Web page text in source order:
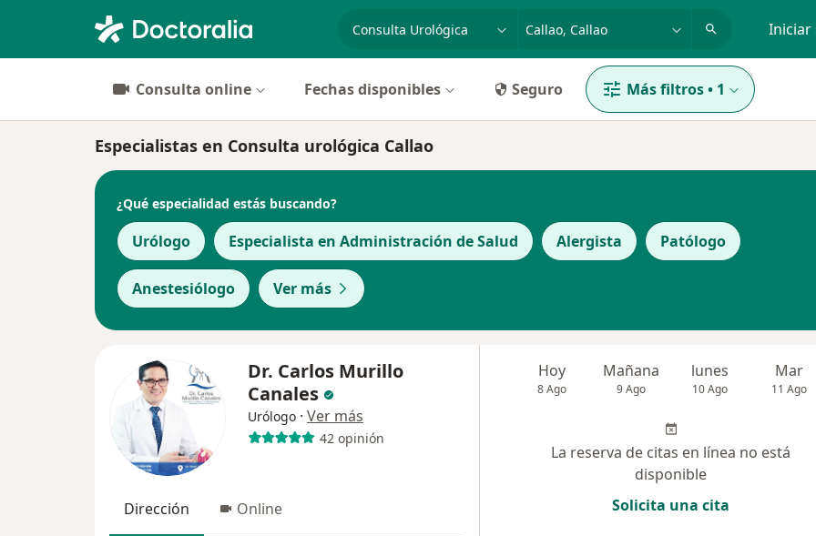
especialidad, enfermedad o nombre Iniciar
Consulta online Fechas disponibles Seguro Más filtros• 1
Especialistas en Consulta urológica Callao
¿Qué especialidad estás buscando?
Urólogo Especialista en Administración de Salud Alergista Patólogo
Anestesiólogo Ver más
Dr. Carlos Murillo
Canales
Urólogo · Ver más
42 opinión
Dirección Online
Hoy
8 Ago
Mañana
9 Ago
lunes
10 Ago
Mar
11 Ago
La reserva de citas en línea no está
disponible
Solicita una cita